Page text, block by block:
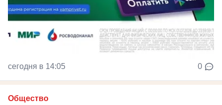
сегодня в 14:05 0
Общество